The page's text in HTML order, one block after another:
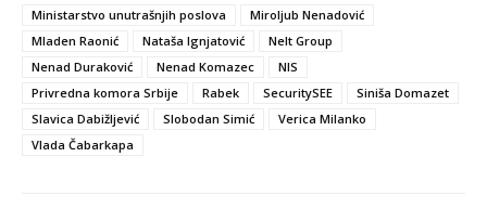
Ministarstvo unutrašnjih poslova
Miroljub Nenadović
Mladen Raonić
Nataša Ignjatović
Nelt Group
Nenad Duraković
Nenad Komazec
NIS
Privredna komora Srbije
Rabek SecuritySEE
Siniša Domazet
Slavica Dabižljević
Slobodan Simić
Verica Milanko
Vlada Čabarkapa